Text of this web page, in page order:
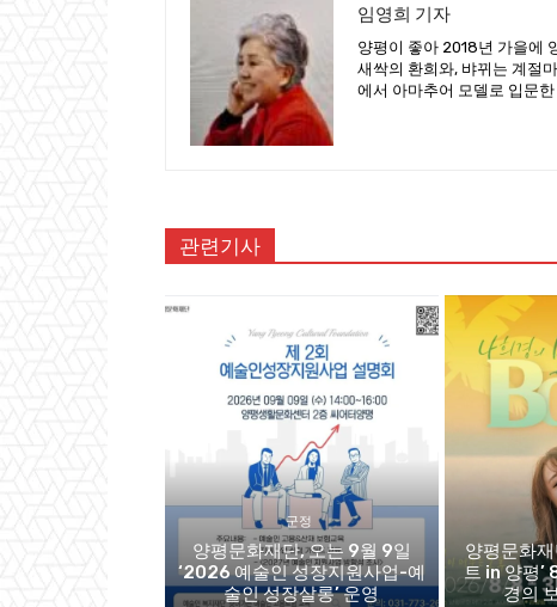
임영희 기자
양평이 좋아 2018년 가을에
새싹의 환희와, 뱌뀌는 계절
에서 아마추어 모델로 입문
관련기사
군정
양평문화재단, 오는 9월 9일
‘2026 예술인 성장지원사업-예
술인 성장살롱’ 운영
양평문화재
트 in 양평’
경의